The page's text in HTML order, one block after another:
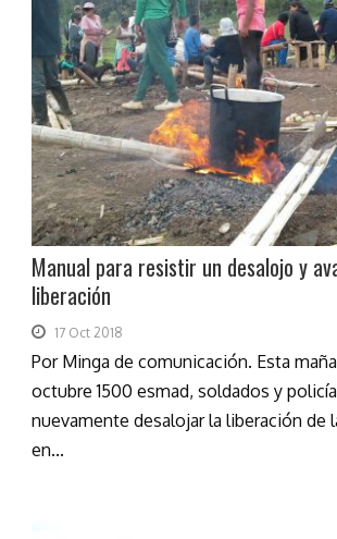
Manual para resistir un desalojo y
liberación
17 Oct 2018
Por Minga de comunicación. Esta
octubre 1500 esmad, soldados y
nuevamente desalojar la liberación de
en...